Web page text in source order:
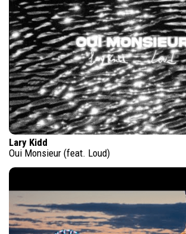
Lary Kidd
Oui Monsieur (feat. Loud)